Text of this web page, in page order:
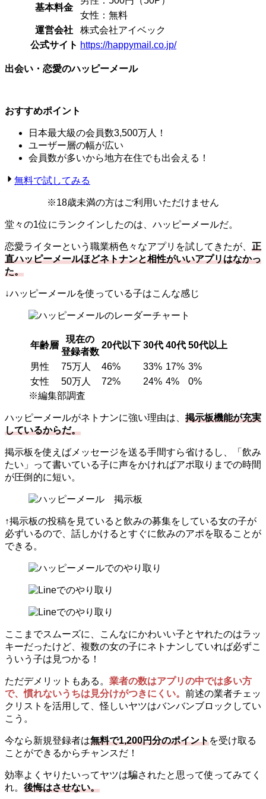
基本料金
女性：無料
運営会社
株式会社アイベック
公式サイト https://happymail.co.jp/
出会い・恋愛のハッピーメール
おすすめポイント
日本最大級の会員数3,500万人！
ユーザー層の幅が広い
会員数が多いから地方在住でも出会える！
無料で試してみる
※18歳未満の方はご利用いただけません
堂々の1位にランクインしたのは、ハッピーメールだ。
恋愛ライターという職業柄色々なアプリを試してきたが、 正
直ハッピーメールほどネトナンと相性がいいアプリはなかっ
た。
↓ハッピーメールを使っている子はこんな感じ
年齢層
現在の
登録者数
20代以下 30代 40代 50代以上
男性 75万人 46% 33% 17% 3%
女性
50万人 72% 24% 4%
0%
※編集部調査
ハッピーメールがネトナンに強い理由は、 掲示板機能が充実
しているからだ。
掲示板を使えばメッセージを送る手間すら省けるし、「飲み
たい」って書いている子に声をかければアポ取りまでの時間
が圧倒的に短い。
↑掲示板の投稿を見ていると飲みの募集をしている女の子が
必ずいるので、話しかけるとすぐに飲みのアポを取ることが
できる。
ここまでスムーズに、こんなにかわいい子とヤれたのはラッ
キーだったけど、複数の女の子にネトナンしていれば必ずこ
ういう子は見つかる！
ただデメリットもある。 業者の数はアプリの中では多い方
で、慣れないうちは見分けがつきにくい。 前述の業者チェッ
クリストを活用して、怪しいヤツはバンバンブロックしてい
こう。
今なら新規登録者は無料で1,200円分のポイントを受け取る
ことができるからチャンスだ！
効率よくヤりたいってヤツは騙されたと思って使ってみてく
れ。 後悔はさせない。